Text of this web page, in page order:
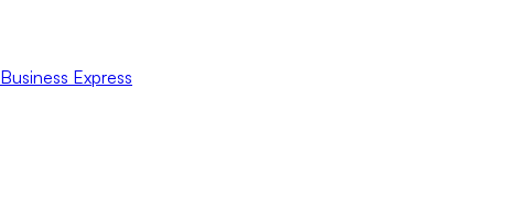
Business Express